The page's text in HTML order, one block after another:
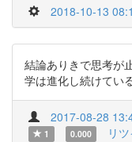
2018-10-13
結論ありきで思考が
学は進化し続けてい
2017-08-28
1
0.000 リ